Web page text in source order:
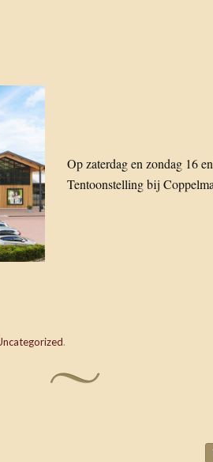
Op zaterdag en zondag 16
Tentoonstelling bij
.